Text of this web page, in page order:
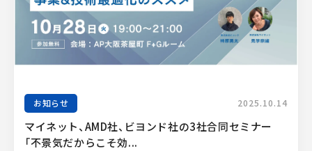
お知らせ 2025.10.14
マイネット、AMD社、ビヨンド社の3社合同セミナー
「不景気だからこそ効...